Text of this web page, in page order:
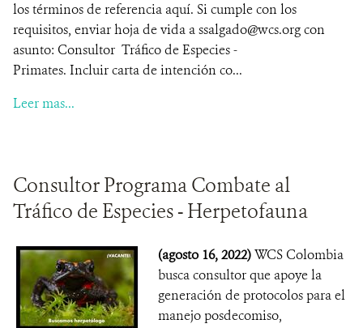
los términos de referencia aquí. Si cumple con los
requisitos, enviar hoja de vida a ssalgado@wcs.org con
asunto: Consultor Tráfico de Especies -
Primates. Incluir carta de intención co...
Leer mas...
Consultor Programa Combate al
Tráfico de Especies - Herpetofauna
(agosto 16, 2022)WCS Colombia
busca consultor que apoye la
generación de protocolos para el
manejo posdecomiso,